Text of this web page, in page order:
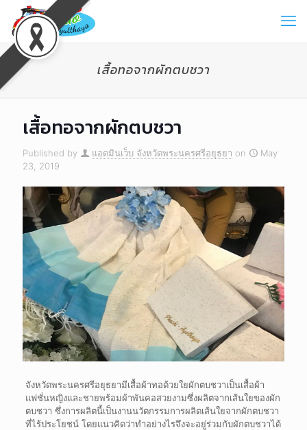
เสื้อทอจากผักตบชวา
เสื้อทอจากผักตบชวา
Published by แอดมินเว็บ จังหวัดพระนครศรีอยุธยา on
May
23, 2019
จังหวัดพระนครศรีอยุธยามีเสื้อผ้าทอด้วยใยผักตบชวาเป็นเสื้อผ้า
แฟชั่นหญิงและชายพร้อมผ้าพันคอสวยงามซึ่งผลิตจากเส้นใยของผัก
ตบชวา ซึ่งการผลิตนี้เป็นงานนวัตกรรมการผลิตเส้นใยจากผักตบชวา
ที่ไร้ประโยชน์ โดยแนวคิดว่าทำอย่างไรจึงจะอยู่ร่วมกับผักตบชวาได้